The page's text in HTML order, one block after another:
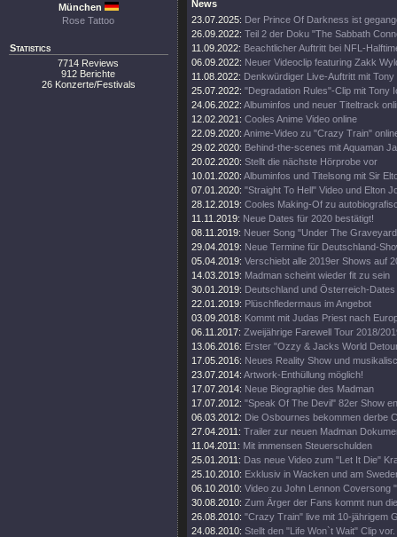
München
Rose Tattoo
Statistics
7714 Reviews
912 Berichte
26 Konzerte/Festivals
News
23.07.2025: Der Prince Of Darkness ist
26.09.2022: Teil 2 der Doku "The Sabbath
11.09.2022: Beachtlicher Auftritt bei NFL-
06.09.2022: Neuer Videoclip featuring Zakk
11.08.2022: Denkwürdiger Live-Auftritt mit Tony
25.07.2022: "Degradation Rules"-Clip mit Tony
24.06.2022: Albuminfos und neuer Titeltrack
12.02.2021: Cooles Anime Video online
22.09.2020: Anime-Video zu "Crazy Train"
29.02.2020: Behind-the-scenes mit Aquaman
20.02.2020: Stellt die nächste Hörprobe vor
10.01.2020: Albuminfos und Titelsong mit Sir
07.01.2020: "Straight To Hell" Video und Elton
28.12.2019: Cooles Making-Of zu
11.11.2019: Neue Dates für 2020 bestätigt!
08.11.2019: Neuer Song "Under The
29.04.2019: Neue Termine für Deutschland-
05.04.2019: Verschiebt alle 2019er Shows auf
14.03.2019: Madman scheint wieder fit zu sein
30.01.2019: Deutschland und Österreich-
22.01.2019: Plüschfledermaus im Angebot
03.09.2018: Kommt mit Judas Priest nach
06.11.2017: Zweijährige Farewell Tour 2018/
13.06.2016: Erster "Ozzy & Jacks World
17.05.2016: Neues Reality Show und
23.07.2014: Artwork-Enthüllung möglich!
17.07.2014: Neue Biographie des Madman
17.07.2012: "Speak Of The Devil" 82er Show
06.03.2012: Die Osbournes bekommen derbe
27.04.2011: Trailer zur neuen Madman
11.04.2011: Mit immensen Steuerschulden
25.01.2011: Das neue Video zum "Let It Die"
25.10.2010: Exklusiv in Wacken und am
06.10.2010: Video zu John Lennon Coversong
30.08.2010: Zum Ärger der Fans kommt nun
26.08.2010: "Crazy Train" live mit 10-jährigem
24.08.2010: Stellt den "Life Won`t Wait" Clip vor.